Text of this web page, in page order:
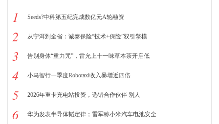
1 Seeds?中科第五纪完成数亿元A轮融资
2 从宁洱到全省：诚泰保险“技术+保险”双引擎模
3 告别身体“重力咒”，雷允上十一味草本茶开启低
4 小马智行一季度Robotaxi收入暴增近四倍
5 2026年重卡充电站投资，选错合作伙伴 别人
6 华为发表半导体韬定律；雷军称小米汽车电池安全